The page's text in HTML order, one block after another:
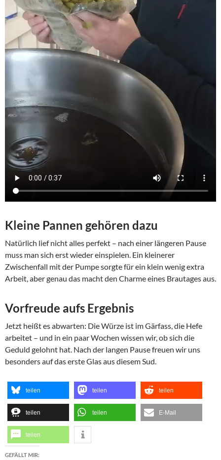
Kleine Pannen gehören dazu
Natürlich lief nicht alles perfekt – nach einer längeren Pause
muss man sich erst wieder einspielen. Ein kleinerer
Zwischenfall mit der Pumpe sorgte für ein klein wenig extra
Arbeit, aber genau das macht den Charme eines Brautages aus.
Vorfreude aufs Ergebnis
Jetzt heißt es abwarten: Die Würze ist im Gärfass, die Hefe
arbeitet – und in ein paar Wochen wissen wir, ob sich die
Geduld gelohnt hat. Nach der langen Pause freuen wir uns
besonders auf das erste Glas aus diesem Sud.
teilen teilen teilen
teilen teilen E-Mail
teilen
GEFÄLLT MIR: